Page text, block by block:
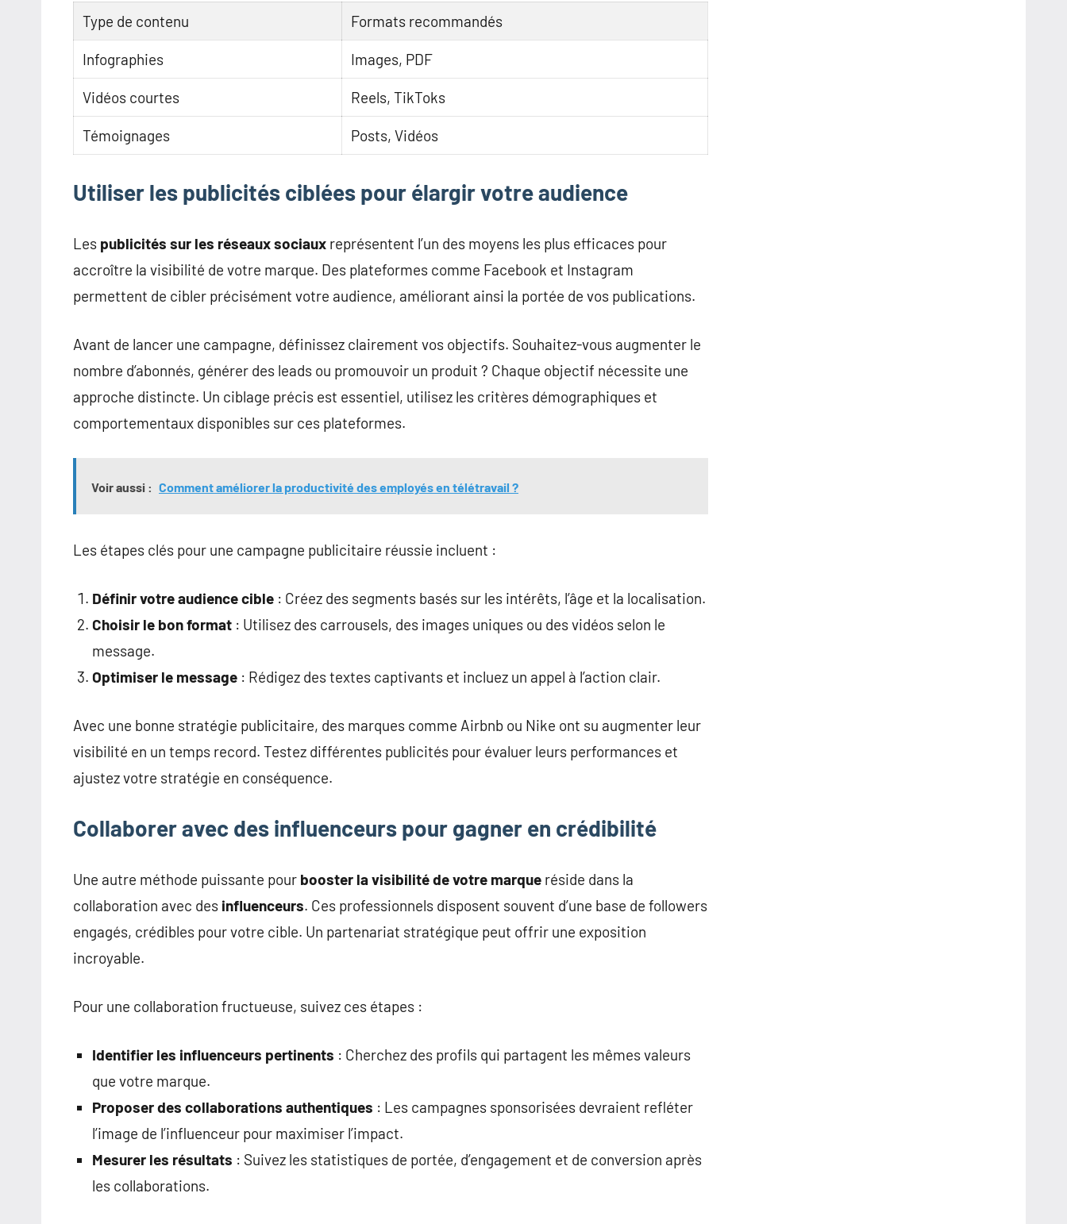
Type de contenu Formats recommandés
Infographies Images, PDF
Vidéos courtes Reels, TikToks
Témoignages Posts, Vidéos
Utiliser les publicités ciblées pour élargir votre audience
Les publicités sur les réseaux sociaux représentent l’un des moyens les plus efficaces pour
accroître la visibilité de votre marque. Des plateformes comme Facebook et Instagram
permettent de cibler précisément votre audience, améliorant ainsi la portée de vos publications.
Avant de lancer une campagne, définissez clairement vos objectifs. Souhaitez-vous augmenter le
nombre d’abonnés, générer des leads ou promouvoir un produit ? Chaque objectif nécessite une
approche distincte. Un ciblage précis est essentiel, utilisez les critères démographiques et
comportementaux disponibles sur ces plateformes.
Voir aussi : Comment améliorer la productivité des employés en télétravail ?
Les étapes clés pour une campagne publicitaire réussie incluent :
Définir votre audience cible : Créez des segments basés sur les intérêts, l’âge et la localisation.
Choisir le bon format : Utilisez des carrousels, des images uniques ou des vidéos selon le
message.
Optimiser le message : Rédigez des textes captivants et incluez un appel à l’action clair.
Avec une bonne stratégie publicitaire, des marques comme Airbnb ou Nike ont su augmenter leur
visibilité en un temps record. Testez différentes publicités pour évaluer leurs performances et
ajustez votre stratégie en conséquence.
Collaborer avec des influenceurs pour gagner en crédibilité
Une autre méthode puissante pour booster la visibilité de votre marque réside dans la
collaboration avec des influenceurs. Ces professionnels disposent souvent d’une base de followers
engagés, crédibles pour votre cible. Un partenariat stratégique peut offrir une exposition
incroyable.
Pour une collaboration fructueuse, suivez ces étapes :
Identifier les influenceurs pertinents : Cherchez des profils qui partagent les mêmes valeurs
que votre marque.
Proposer des collaborations authentiques : Les campagnes sponsorisées devraient refléter
l’image de l’influenceur pour maximiser l’impact.
Mesurer les résultats : Suivez les statistiques de portée, d’engagement et de conversion après
les collaborations.